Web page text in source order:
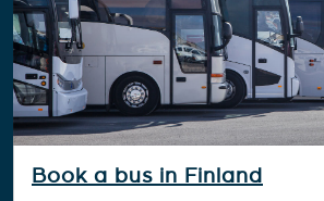
Book a bus in Finland